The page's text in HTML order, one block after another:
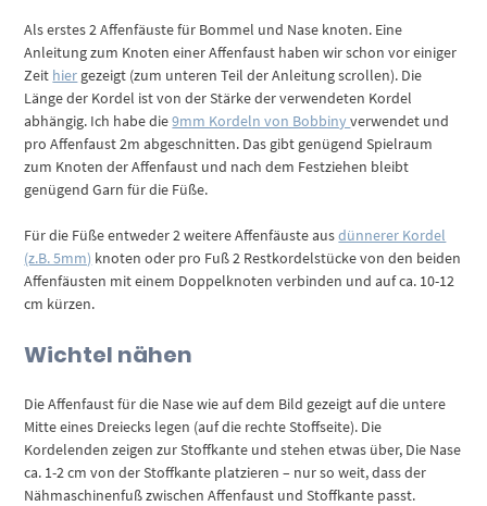
Als erstes 2 Affenfäuste für Bommel und Nase knoten. Eine
Anleitung zum Knoten einer Affenfaust haben wir schon vor einiger
Zeit hier gezeigt (zum unteren Teil der Anleitung scrollen). Die
Länge der Kordel ist von der Stärke der verwendeten Kordel
abhängig. Ich habe die9mm Kordeln von Bobbinyverwendet und
pro Affenfaust 2m abgeschnitten. Das gibt genügend Spielraum
zum Knoten der Affenfaust und nach dem Festziehen bleibt
genügend Garn für die Füße.
Für die Füße entweder 2 weitere Affenfäuste ausdünnerer Kordel
(z.B. 5mm) knoten oder pro Fuß 2 Restkordelstücke von den beiden
Affenfäusten mit einem Doppelknoten verbinden und auf ca. 10-12
cm kürzen.
Wichtel nähen
Die Affenfaust für die Nase wie auf dem Bild gezeigt auf die untere
Mitte eines Dreiecks legen (auf die rechte Stoffseite). Die
Kordelenden zeigen zur Stoffkante und stehen etwas über, Die Nase
ca. 1-2 cm von der Stoffkante platzieren – nur so weit, dass der
Nähmaschinenfuß zwischen Affenfaust und Stoffkante passt.